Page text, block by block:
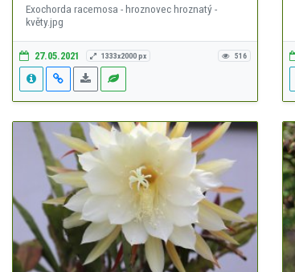
Exochorda racemosa - hroznovec hroznatý -
květy.jpg
27.05.2021 1333x2000 px 516